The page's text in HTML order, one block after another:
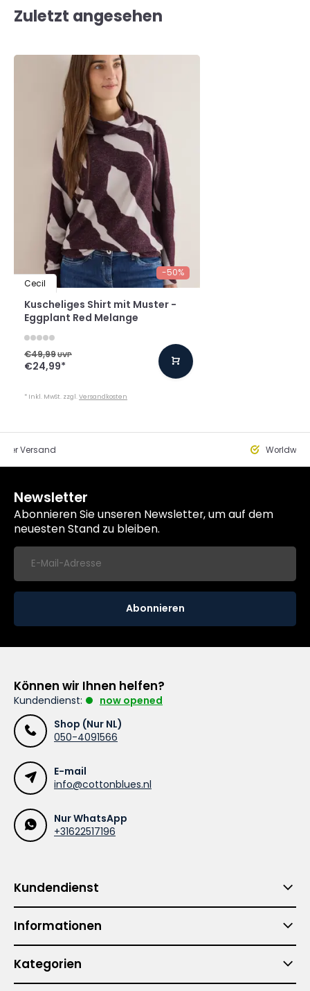
Zuletzt angesehen
-50%
Cecil
Kuscheliges Shirt mit Muster -
Eggplant Red Melange
€49,99UVP
€24,99*
* Inkl. MwSt. zzgl.Versandkosten
Versand
Newsletter
Abonnieren Sie unseren Newsletter, um auf dem
neuesten Stand zu bleiben.
Abonnieren
Können wir Ihnen helfen?
Kundendienst:
now opened
Shop (Nur NL)
050-4091566
E-mail
info@cottonblues.nl
Nur WhatsApp
+31622517196
Kundendienst
Informationen
Kategorien